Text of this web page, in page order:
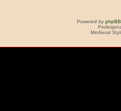
Powered by phpBB
Medieval